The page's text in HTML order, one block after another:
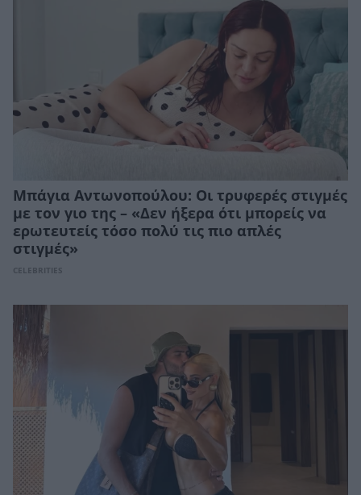
Μπάγια Αντωνοπούλου: Οι τρυφερές στιγμές
με τον γιο της – «Δεν ήξερα ότι μπορείς να
ερωτευτείς τόσο πολύ τις πιο απλές
στιγμές»
CELEBRITIES